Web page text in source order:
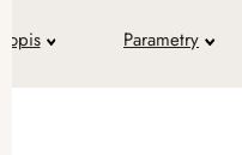
Parametry